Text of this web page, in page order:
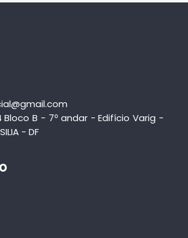
Bloco B - 7º andar - Edifício Varig -
- DF